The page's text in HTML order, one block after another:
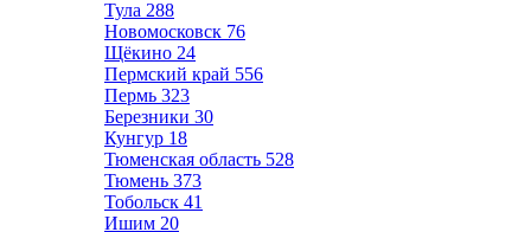
Тула 288
Новомосковск 76
Щёкино 24
Пермский край 556
Пермь 323
Березники 30
Кунгур 18
Тюменская область 528
Тюмень 373
Тобольск 41
Ишим 20